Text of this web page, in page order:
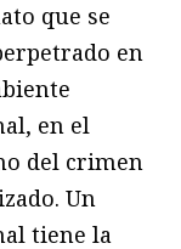
que se
en
en el
del crimen
Un
tiene la